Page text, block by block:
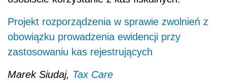
Projekt rozporządzenia w sprawie zwolnień z
obowiązku prowadzenia ewidencji przy
zastosowaniu kas rejestrujących
Marek Siudaj, Tax Care